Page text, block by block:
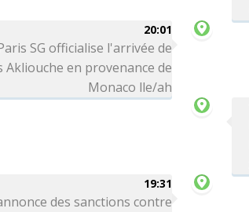
20:01
SG officialise l'arrivée de
Akliouche en provenance de
Monaco lle/ah
19:31
des sanctions contre